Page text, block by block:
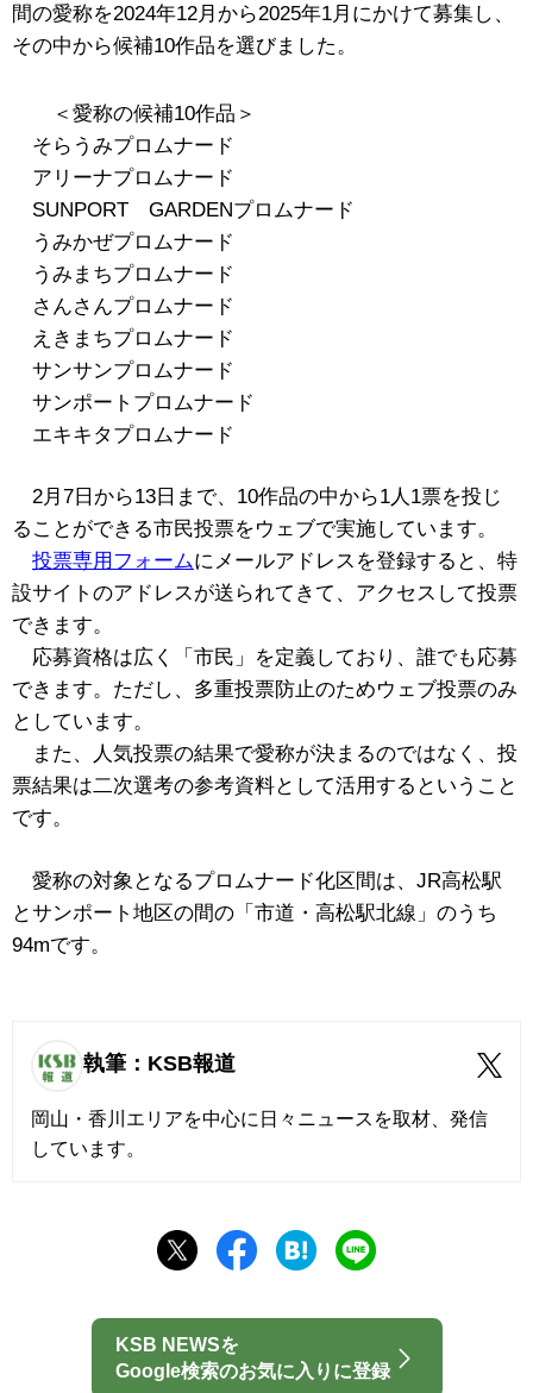
間の愛称を2024年12月から2025年1月にかけて募集し、
その中から候補10作品を選びました。
＜愛称の候補10作品＞
そらうみプロムナード
アリーナプロムナード
SUNPORT GARDENプロムナード
うみかぜプロムナード
うみまちプロムナード
さんさんプロムナード
えきまちプロムナード
サンサンプロムナード
サンポートプロムナード
エキキタプロムナード
2月7日から13日まで、10作品の中から1人1票を投じ
ることができる市民投票をウェブで実施しています。
投票専用フォームにメールアドレスを登録すると、特
設サイトのアドレスが送られてきて、アクセスして投票
できます。
応募資格は広く「市民」を定義しており、誰でも応募
できます。ただし、多重投票防止のためウェブ投票のみ
としています。
また、人気投票の結果で愛称が決まるのではなく、投
票結果は二次選考の参考資料として活用するということ
です。
愛称の対象となるプロムナード化区間は、JR高松駅
とサンポート地区の間の「市道・高松駅北線」のうち
94mです。
執筆：KSB報道
岡山・香川エリアを中心に日々ニュースを取材、発信
しています。
KSB NEWSを
Google検索のお気に入りに登録